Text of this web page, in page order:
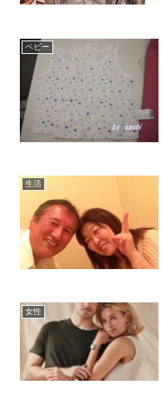
ベビー
生活
女性